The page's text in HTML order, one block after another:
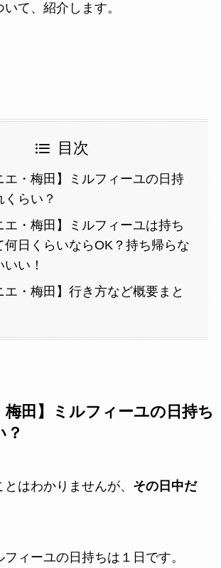
て、紹介します。
目次
エ・梅田】ミルフィーユの日持
くらい？
エ・梅田】ミルフィーユは持ち
何日くらいならOK？持ち帰らな
い！
エ・梅田】行き方など概要まと
梅田】ミルフィーユの日持ち
？
はわかりませんが、 その日中だ
ィーユの日持ちは１日です。